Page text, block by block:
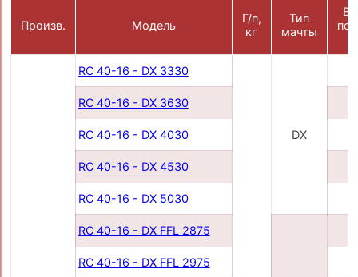
Произв. Модель
Г/п,
кг
Тип
мачты
RC 40-16 - DX 3330
DX
RC 40-16 - DX 3630
RC 40-16 - DX 4030
RC 40-16 - DX 4530
RC 40-16 - DX 5030
RC 40-16 - DX FFL 2875
RC 40-16 - DX FFL 2975